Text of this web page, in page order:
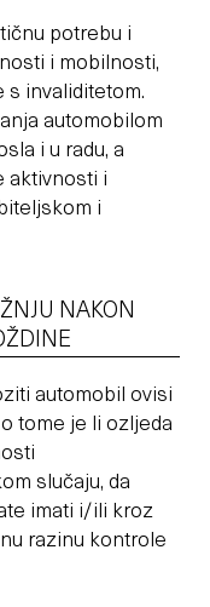
potrebu i
i mobilnosti,
s invaliditetom.
automobilom
i u radu, a
aktivnosti i
i
NAKON
automobil ovisi
tome je li ozljeda
slučaju, da
imati i/ili kroz
razinu kontrole